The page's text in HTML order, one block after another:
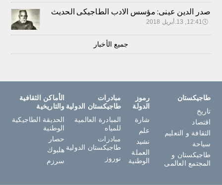
صدر الدين عينى: مؤسس الادب الطاجيكى الحديث
🕔12:41, 13.أبريل 2018
جميع الأخبار
طاجيكستان
تاريخ
اقتصاد
الثقافة و التعليم
سياحة
طاجيكستان و
المجتمع العالمى
رموز
الدولة
شارة
علم
نشيد
العملة
الوطنية
مبادرات
طاجيكستان الدولية
المبادرة العالمية
للمياه
مبادرات
طاجيكستان الدولية
نوروز
الأماكن الثقافية
والتاريخية
الحديقة الطاجيكية
الوطنية
حصار
هلبوك
سرزم